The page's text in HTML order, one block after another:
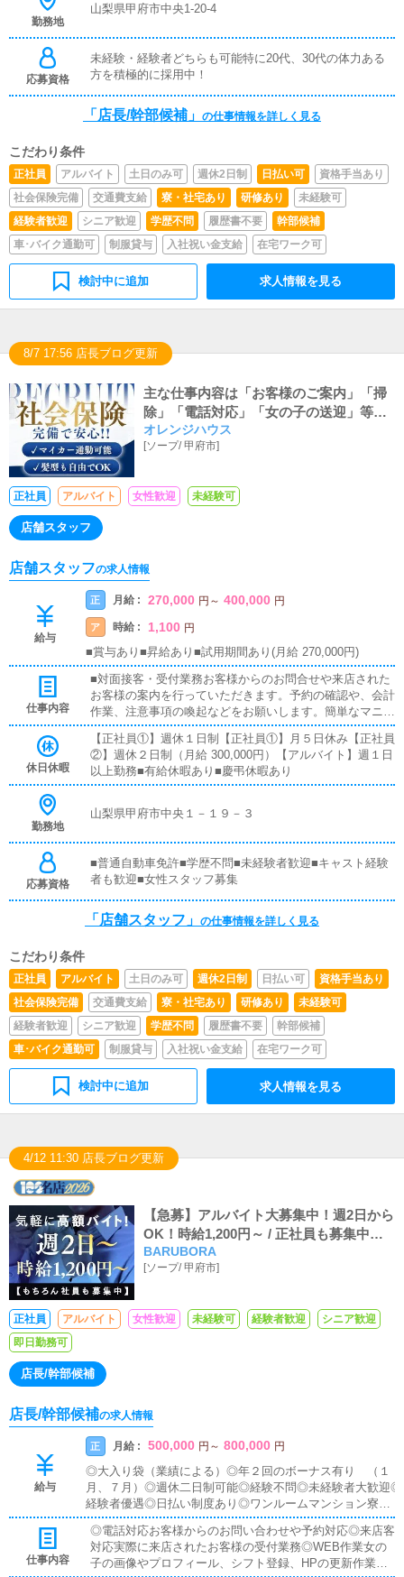
勤務地
山梨県甲府市中央1-20-4
応募資格
未経験・経験者どちらも可能特に20代、30代の体力ある
方を積極的に採用中！
「店長/幹部候補」 の仕事情報を詳しく見る
こだわり条件
正社員 アルバイト 土日のみ可 週休2日制 日払い可
資格手当あり
社会保険完備
交通費支給 寮・社宅あり 研修あり
未経験可
経験者歓迎
シニア歓迎 学歴不問 履歴書不要
幹部候補
車･バイク通勤可
制服貸与 入社祝い金支給 在宅ワーク可
検討中に追加 求人情報を見る
8/7 17:56 店長ブログ更新
主な仕事内容は「お客様のご案内」「掃
除」「電話対応」「女の子の送迎」等で
す。
オレンジハウス
[ソープ/甲府市]
正社員 アルバイト 女性歓迎 未経験可
店舗スタッフ
店舗スタッフの求人情報
給与
正 月給 : 270,000 円 ～ 400,000 円
ア 時給 : 1,100 円
■賞与あり■昇給あり■試用期間あり(月給 270,000円)
仕事内容
■対面接客・受付業務お客様からのお問合せや来店された
お客様の案内を行っていただきます。予約の確認や、会計
作業、注意事項の喚起などをお願いします。簡単なマニュ
アルや、先輩スタッフに付いて業務内容を見ながら徐々に
覚えていただきますので、未経験の方でも安心して働けま
す。■企画の立案店舗イベントや店舗運営など様々な企画
を提案していただきます。【新規のお客様の増加】【お客
など、売上UPに繋がる施策の提案を行っていただきま
の方が稼げるようにインターネットを使ったPR（写メ日
記）などの使い方などのアドバイスを行っていただきま
す。■PC更新業務ヘブンネットなど、ポータルサイト等の
はボタンを押すだけや、ブログの更新時に簡単に文字が入
お過ごしいただくため、店内の清掃や備品の管理・補充を
行っていただきます。
休日休暇
【正社員①】週休１日制【正社員①】月５日休み【正社員
②】週休２日制（月給 300,000円）【アルバイト】週１日
以上勤務■有給休暇あり■慶弔休暇あり
勤務地
山梨県甲府市中央１－１９－３
応募資格
■普通自動車免許■学歴不問■未経験者歓迎■キャスト経験
者も歓迎■女性スタッフ募集
「店舗スタッフ」 の仕事情報を詳しく見る
こだわり条件
正社員 アルバイト 土日のみ可 週休2日制 日払い可
資格手当あり
社会保険完備
交通費支給 寮・社宅あり 研修あり
未経験可
経験者歓迎
シニア歓迎 学歴不問 履歴書不要
幹部候補
車･バイク通勤可
制服貸与 入社祝い金支給 在宅ワーク可
検討中に追加 求人情報を見る
4/12 11:30 店長ブログ更新
【急募】アルバイト大募集中！週2日から
OK！時給1,200円～ / 正社員も募集中！
月収30万～
BARUBORA
[ソープ/甲府市]
正社員 アルバイト 女性歓迎 未経験可 経験者歓迎
シニア歓迎
即日勤務可
店長/幹部候補
店長/幹部候補の求人情報
給与
正 月給 : 500,000 円 ～ 800,000 円
◎大入り袋（業績による）◎年２回のボーナス有り （１
月、７月）◎週休二日制可能◎経験不問◎未経験者大歓迎◎
経験者優遇◎日払い制度あり◎ワンルームマンション寮完
備・即入居可◎昇給昇格随時◎高額歩合＆手当◎車・バイ
ク通勤OK◎独立支援金支給◎残業代支給
仕事内容
◎電話対応お客様からのお問い合わせや予約対応◎来店客
対応実際に来店されたお客様の受付業務◎WEB作業女の
子の画像やプロフィール、シフト登録、HPの更新作業◎